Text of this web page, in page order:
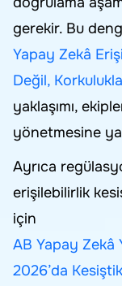
gerekir. Bu
Yapay Zekâ
Değil,
yaklaşımı,
yönetmesine
Ayrıca
erişilebilirlik
için
AB Yapay Zekâ
2026’da